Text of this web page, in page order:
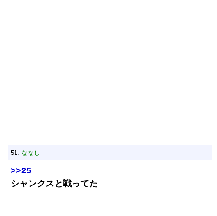
51: ななし
>>25
シャンクスと戦ってた